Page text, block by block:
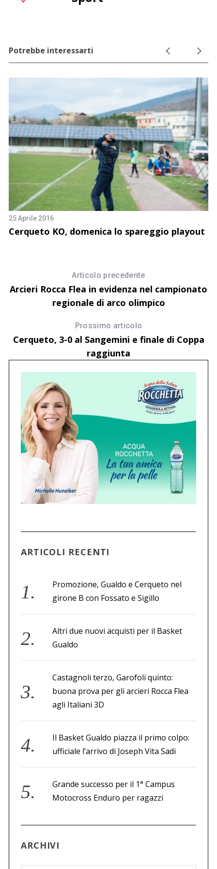
Potrebbe interessarti
25 Aprile 2016
Cerqueto KO, domenica lo spareggio playout
Articolo precedente
Arcieri Rocca Flea in evidenza nel campionato
regionale di arco olimpico
Prossimo articolo
Cerqueto, 3-0 al Sangemini e finale di Coppa
raggiunta
ARTICOLI RECENTI
Promozione, Gualdo e Cerqueto nel
girone B con Fossato e Sigillo
Altri due nuovi acquisti per il Basket
Gualdo
Castagnoli terzo, Garofoli quinto:
buona prova per gli arcieri Rocca Flea
agli Italiani 3D
Il Basket Gualdo piazza il primo colpo:
ufficiale l’arrivo di Joseph Vita Sadi
Grande successo per il 1° Campus
Motocross Enduro per ragazzi
ARCHIVI